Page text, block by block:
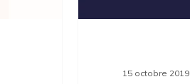
la
15 octobre 2019